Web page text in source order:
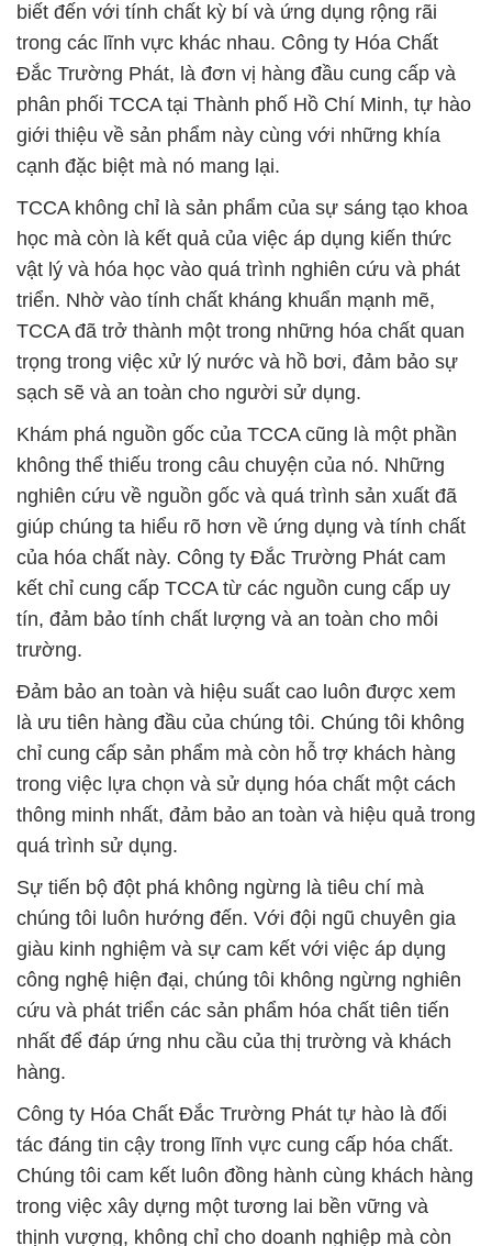
biết đến với tính chất kỳ bí và ứng dụng rộng rãi
trong các lĩnh vực khác nhau. Công ty Hóa Chất
Đắc Trường Phát, là đơn vị hàng đầu cung cấp và
phân phối TCCA tại Thành phố Hồ Chí Minh, tự hào
giới thiệu về sản phẩm này cùng với những khía
cạnh đặc biệt mà nó mang lại.
TCCA không chỉ là sản phẩm của sự sáng tạo khoa
học mà còn là kết quả của việc áp dụng kiến thức
vật lý và hóa học vào quá trình nghiên cứu và phát
triển. Nhờ vào tính chất kháng khuẩn mạnh mẽ,
TCCA đã trở thành một trong những hóa chất quan
trọng trong việc xử lý nước và hồ bơi, đảm bảo sự
sạch sẽ và an toàn cho người sử dụng.
Khám phá nguồn gốc của TCCA cũng là một phần
không thể thiếu trong câu chuyện của nó. Những
nghiên cứu về nguồn gốc và quá trình sản xuất đã
giúp chúng ta hiểu rõ hơn về ứng dụng và tính chất
của hóa chất này. Công ty Đắc Trường Phát cam
kết chỉ cung cấp TCCA từ các nguồn cung cấp uy
tín, đảm bảo tính chất lượng và an toàn cho môi
trường.
Đảm bảo an toàn và hiệu suất cao luôn được xem
là ưu tiên hàng đầu của chúng tôi. Chúng tôi không
chỉ cung cấp sản phẩm mà còn hỗ trợ khách hàng
trong việc lựa chọn và sử dụng hóa chất một cách
thông minh nhất, đảm bảo an toàn và hiệu quả trong
quá trình sử dụng.
Sự tiến bộ đột phá không ngừng là tiêu chí mà
chúng tôi luôn hướng đến. Với đội ngũ chuyên gia
giàu kinh nghiệm và sự cam kết với việc áp dụng
công nghệ hiện đại, chúng tôi không ngừng nghiên
cứu và phát triển các sản phẩm hóa chất tiên tiến
nhất để đáp ứng nhu cầu của thị trường và khách
hàng.
Công ty Hóa Chất Đắc Trường Phát tự hào là đối
tác đáng tin cậy trong lĩnh vực cung cấp hóa chất.
Chúng tôi cam kết luôn đồng hành cùng khách hàng
trong việc xây dựng một tương lai bền vững và
thịnh vượng, không chỉ cho doanh nghiệp mà còn